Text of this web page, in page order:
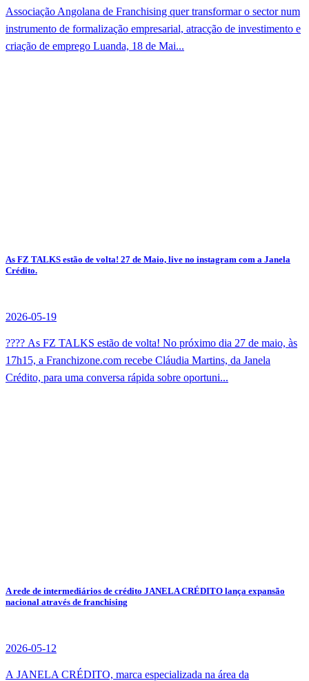
Associação Angolana de Franchising quer transformar o sector num
instrumento de formalização empresarial, atracção de investimento e
criação de emprego Luanda, 18 de Mai...
As FZ TALKS estão de volta! 27 de Maio, live no instagram com a Janela
Crédito.
2026-05-19
???? As FZ TALKS estão de volta! No próximo dia 27 de maio, às
17h15, a Franchizone.com recebe Cláudia Martins, da Janela
Crédito, para uma conversa rápida sobre oportuni...
A rede de intermediários de crédito JANELA CRÉDITO lança expansão
nacional através de franchising
2026-05-12
A JANELA CRÉDITO, marca especializada na área da